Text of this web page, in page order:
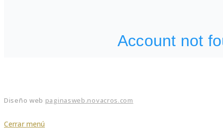
Diseño web paginasweb.novacros.com
Cerrar menú